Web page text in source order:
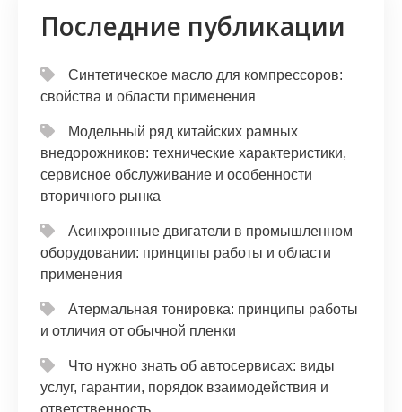
Последние публикации
Синтетическое масло для компрессоров:
свойства и области применения
Модельный ряд китайских рамных
внедорожников: технические характеристики,
сервисное обслуживание и особенности
вторичного рынка
Асинхронные двигатели в промышленном
оборудовании: принципы работы и области
применения
Атермальная тонировка: принципы работы
и отличия от обычной пленки
Что нужно знать об автосервисах: виды
услуг, гарантии, порядок взаимодействия и
ответственность